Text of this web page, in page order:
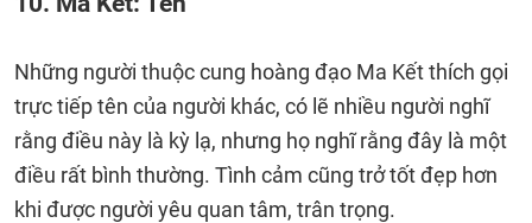
Những người thuộc cung hoàng đạo Ma Kết thích gọi
trực tiếp tên của người khác, có lẽ nhiều người nghĩ
rằng điều này là kỳ lạ, nhưng họ nghĩ rằng đây là một
điều rất bình thường. Tình cảm cũng trở tốt đẹp hơn
khi được người yêu quan tâm, trân trọng.